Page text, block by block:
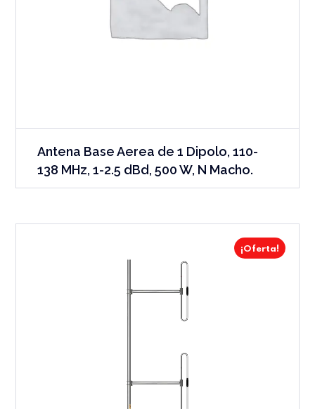
Antena Base Aerea de 1 Dipolo, 110-
138 MHz, 1-2.5 dBd, 500 W, N Macho.
¡Oferta!